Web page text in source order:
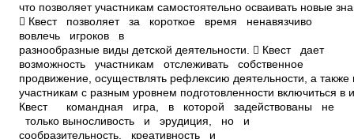
что позволяет участникам самостоятельно осваивать новые
 Квест позволяет за короткое время ненавязчиво
вовлечь игроков в
разнообразные виды детской деятельности.  Квест дает
возможность участникам отслеживать собственное
продвижение, осуществлять рефлексию деятельности, а также
участникам с разным уровнем подготовленности включиться в
Квест ­ командная игра, в которой задействованы не
только выносливость и эрудиция, но и
сообразительность, креативность и